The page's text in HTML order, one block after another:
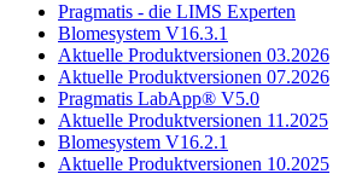
Pragmatis - die LIMS Experten
Blomesystem V16.3.1
Aktuelle Produktversionen 03.2026
Aktuelle Produktversionen 07.2026
Pragmatis LabApp® V5.0
Aktuelle Produktversionen 11.2025
Blomesystem V16.2.1
Aktuelle Produktversionen 10.2025